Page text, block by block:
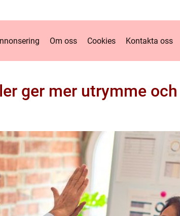
Om oss Cookies Kontakta oss
ger mer utrymme